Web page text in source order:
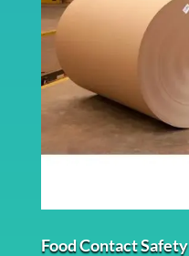
Food Contact Safety